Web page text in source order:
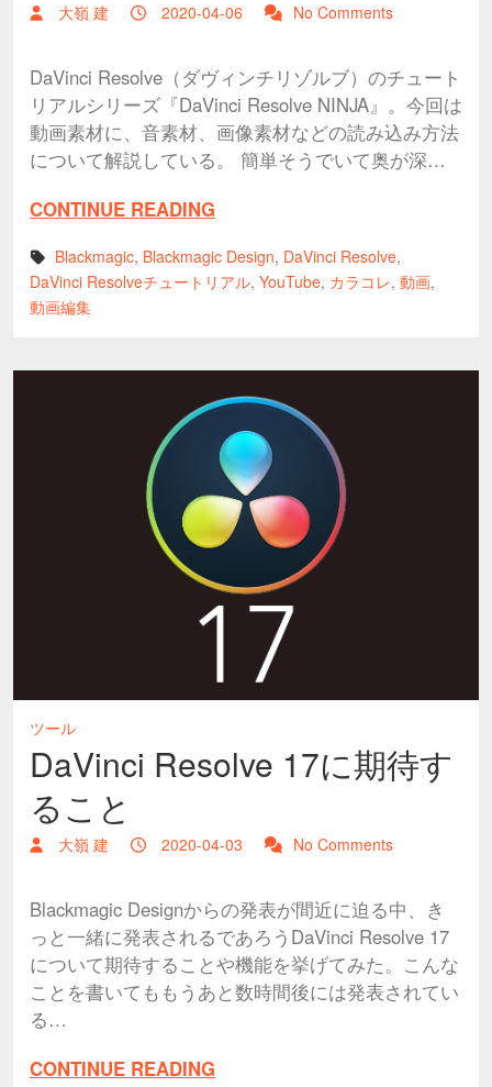
大嶺 建 2020-04-06 No Comments
DaVinci Resolve（ダヴィンチリゾルブ）のチュート
リアルシリーズ『DaVinci Resolve NINJA』。今回は
動画素材に、音素材、画像素材などの読み込み方法
について解説している。 簡単そうでいて奥が深…
CONTINUE READING
Blackmagic, Blackmagic Design, DaVinci Resolve,
DaVinci Resolveチュートリアル, YouTube, カラコレ, 動画,
動画編集
ツール
DaVinci Resolve 17に期待す
ること
大嶺 建 2020-04-03 No Comments
Blackmagic Designからの発表が間近に迫る中、き
っと一緒に発表されるであろうDaVinci Resolve 17
について期待することや機能を挙げてみた。こんな
ことを書いてももうあと数時間後には発表されてい
る…
CONTINUE READING